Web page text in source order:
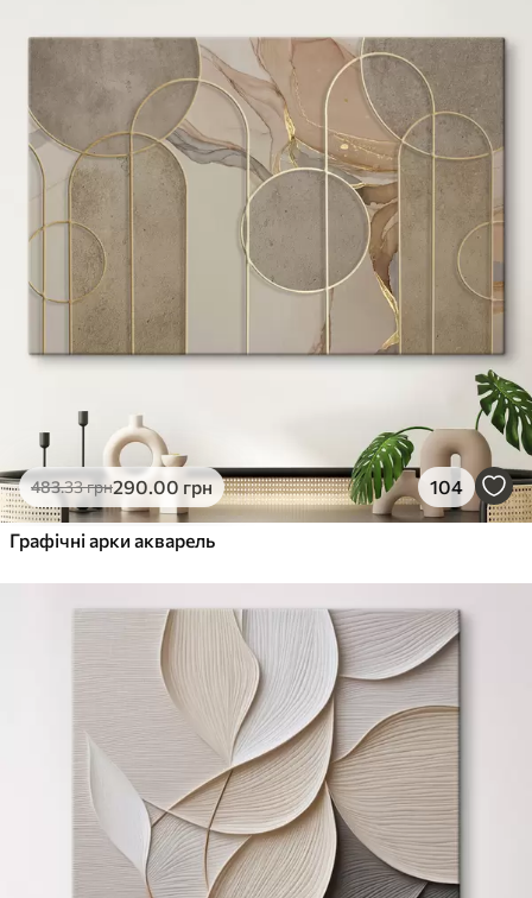
✓Яскраві, насичені кольори
Стійкість до вицвітання
✓ Безпечне чорнило без запаху
✗ Поверхня з текстурою полотна
✗Екологічний матеріал
Преміум
363.00 грн
✓ Яскраві, насичені кольори
Стійкість до вицвітання
Безпечне чорнило без запаху
✓
Еко-Преміум
Від .00грн
✓Яскраві, насичені кольори
Поверхня з текстурою полотна
Екологічний матеріал
483.33грн290.00 грн 104
Графічні арки акварель